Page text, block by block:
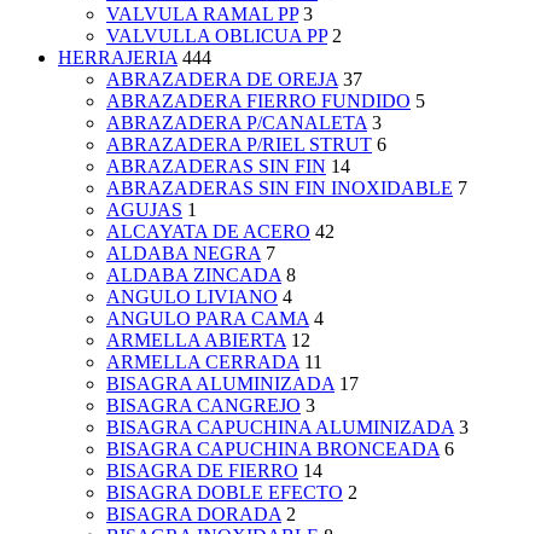
VALVULA RAMAL PP 3
VALVULLA OBLICUA PP 2
HERRAJERIA 444
ABRAZADERA DE OREJA 37
ABRAZADERA FIERRO FUNDIDO 5
ABRAZADERA P/CANALETA 3
ABRAZADERA P/RIEL STRUT 6
ABRAZADERAS SIN FIN 14
ABRAZADERAS SIN FIN INOXIDABLE 7
AGUJAS 1
ALCAYATA DE ACERO 42
ALDABA NEGRA 7
ALDABA ZINCADA 8
ANGULO LIVIANO 4
ANGULO PARA CAMA 4
ARMELLA ABIERTA 12
ARMELLA CERRADA 11
BISAGRA ALUMINIZADA 17
BISAGRA CANGREJO 3
BISAGRA CAPUCHINA ALUMINIZADA 3
BISAGRA CAPUCHINA BRONCEADA 6
BISAGRA DE FIERRO 14
BISAGRA DOBLE EFECTO 2
BISAGRA DORADA 2